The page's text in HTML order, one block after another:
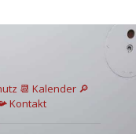
📆 Kalender 🔎
Kontakt